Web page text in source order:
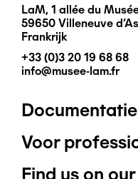
LaM, 1 allée du
59650 Villeneuve
Frankrijk
+33 (0)3 20 19 68 68
info@musee-lam.fr
Pied
de
Documentatie
Voor
Find us on